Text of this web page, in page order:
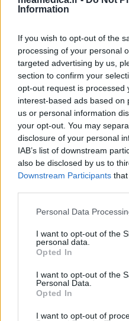
Information
If you wish to opt-out of the
processing of your personal
targeted advertising by us,
section to confirm your
opt-out request is processed
interest-based ads based on
us or personal information
your opt-out. You may
disclosure of your personal
IAB’s list of downstream
also be disclosed by us to
Downstream Participants
Personal Data
I want to opt-out of the
personal data.
Opted In
I want to opt-out of the
Personal Data.
Opted In
I want to opt-out of